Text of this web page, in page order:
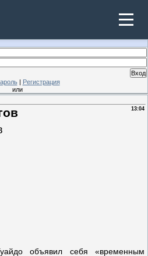
| Регистрация
или
13:04
объявил себя «временным